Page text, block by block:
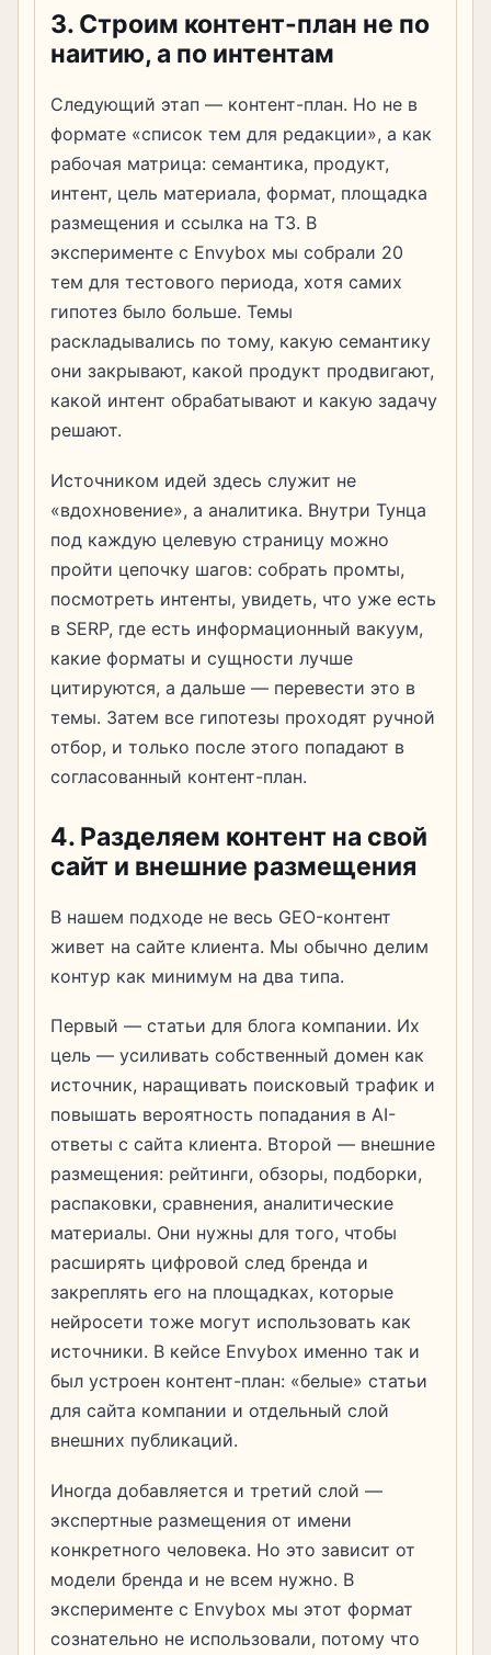
3. Строим контент-план не по
наитию, а по интентам
Следующий этап — контент-план. Но не в
формате «список тем для редакции», а как
рабочая матрица: семантика, продукт,
интент, цель материала, формат, площадка
размещения и ссылка на ТЗ. В
эксперименте с Envybox мы собрали 20
тем для тестового периода, хотя самих
гипотез было больше. Темы
раскладывались по тому, какую семантику
они закрывают, какой продукт продвигают,
какой интент обрабатывают и какую задачу
решают.
Источником идей здесь служит не
«вдохновение», а аналитика. Внутри Тунца
под каждую целевую страницу можно
пройти цепочку шагов: собрать промты,
посмотреть интенты, увидеть, что уже есть
в SERP, где есть информационный вакуум,
какие форматы и сущности лучше
цитируются, а дальше — перевести это в
темы. Затем все гипотезы проходят ручной
отбор, и только после этого попадают в
согласованный контент-план.
4. Разделяем контент на свой
сайт и внешние размещения
В нашем подходе не весь GEO-контент
живет на сайте клиента. Мы обычно делим
контур как минимум на два типа.
Первый — статьи для блога компании. Их
цель — усиливать собственный домен как
источник, наращивать поисковый трафик и
повышать вероятность попадания в AI-
ответы с сайта клиента. Второй — внешние
размещения: рейтинги, обзоры, подборки,
распаковки, сравнения, аналитические
материалы. Они нужны для того, чтобы
расширять цифровой след бренда и
закреплять его на площадках, которые
нейросети тоже могут использовать как
источники. В кейсе Envybox именно так и
был устроен контент-план: «белые» статьи
для сайта компании и отдельный слой
внешних публикаций.
Иногда добавляется и третий слой —
экспертные размещения от имени
конкретного человека. Но это зависит от
модели бренда и не всем нужно. В
эксперименте с Envybox мы этот формат
сознательно не использовали, потому что